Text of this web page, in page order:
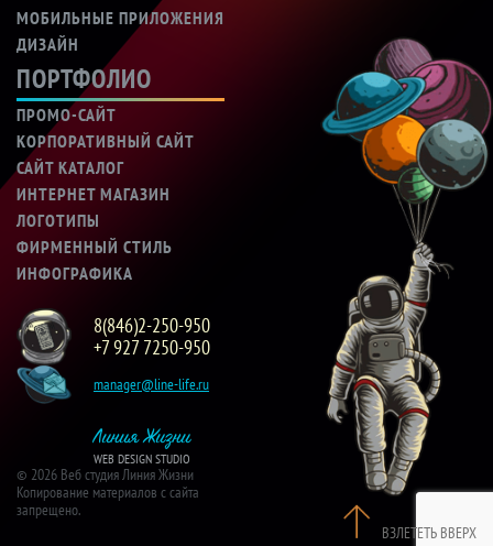
Линия Жизни
WEB DESIGN STUDIO
© 2026 Веб студия Линия Жизни
Копирование материалов с сайта
запрещено.
МОБИЛЬНЫЕ ПРИЛОЖЕНИЯ
ДИЗАЙН
ПОРТФОЛИО
ПРОМО-САЙТ
КОРПОРАТИВНЫЙ САЙТ
САЙТ КАТАЛОГ
ИНТЕРНЕТ МАГАЗИН
ЛОГОТИПЫ
ФИРМЕННЫЙ СТИЛЬ
ИНФОГРАФИКА
8(846)2-250-950
+7 927 7250-950
manager@line-life.ru
ВЗЛЕТЕТЬ ВВЕРХ